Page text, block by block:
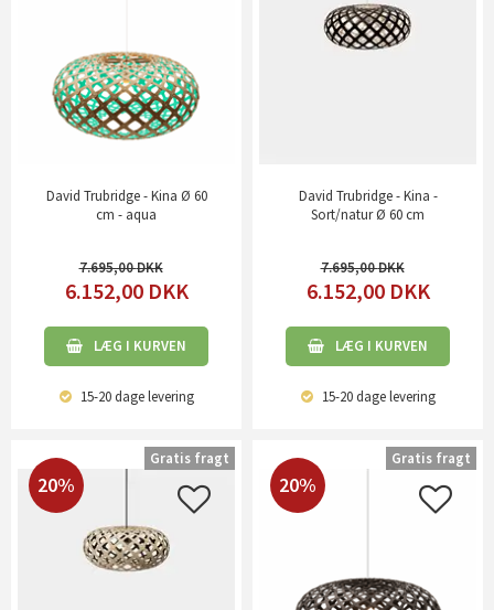
David Trubridge - Kina Ø 60
cm - aqua
7.695,00
6.152,00 DKK
LÆG I KURVEN
15-20 dagelevering
David Trubridge - Kina -
Sort/natur Ø 60 cm
7.695,00
6.152,00 DKK
LÆG I KURVEN
15-20 dagelevering
20%
Gratis fragt
20%
Gratis fragt